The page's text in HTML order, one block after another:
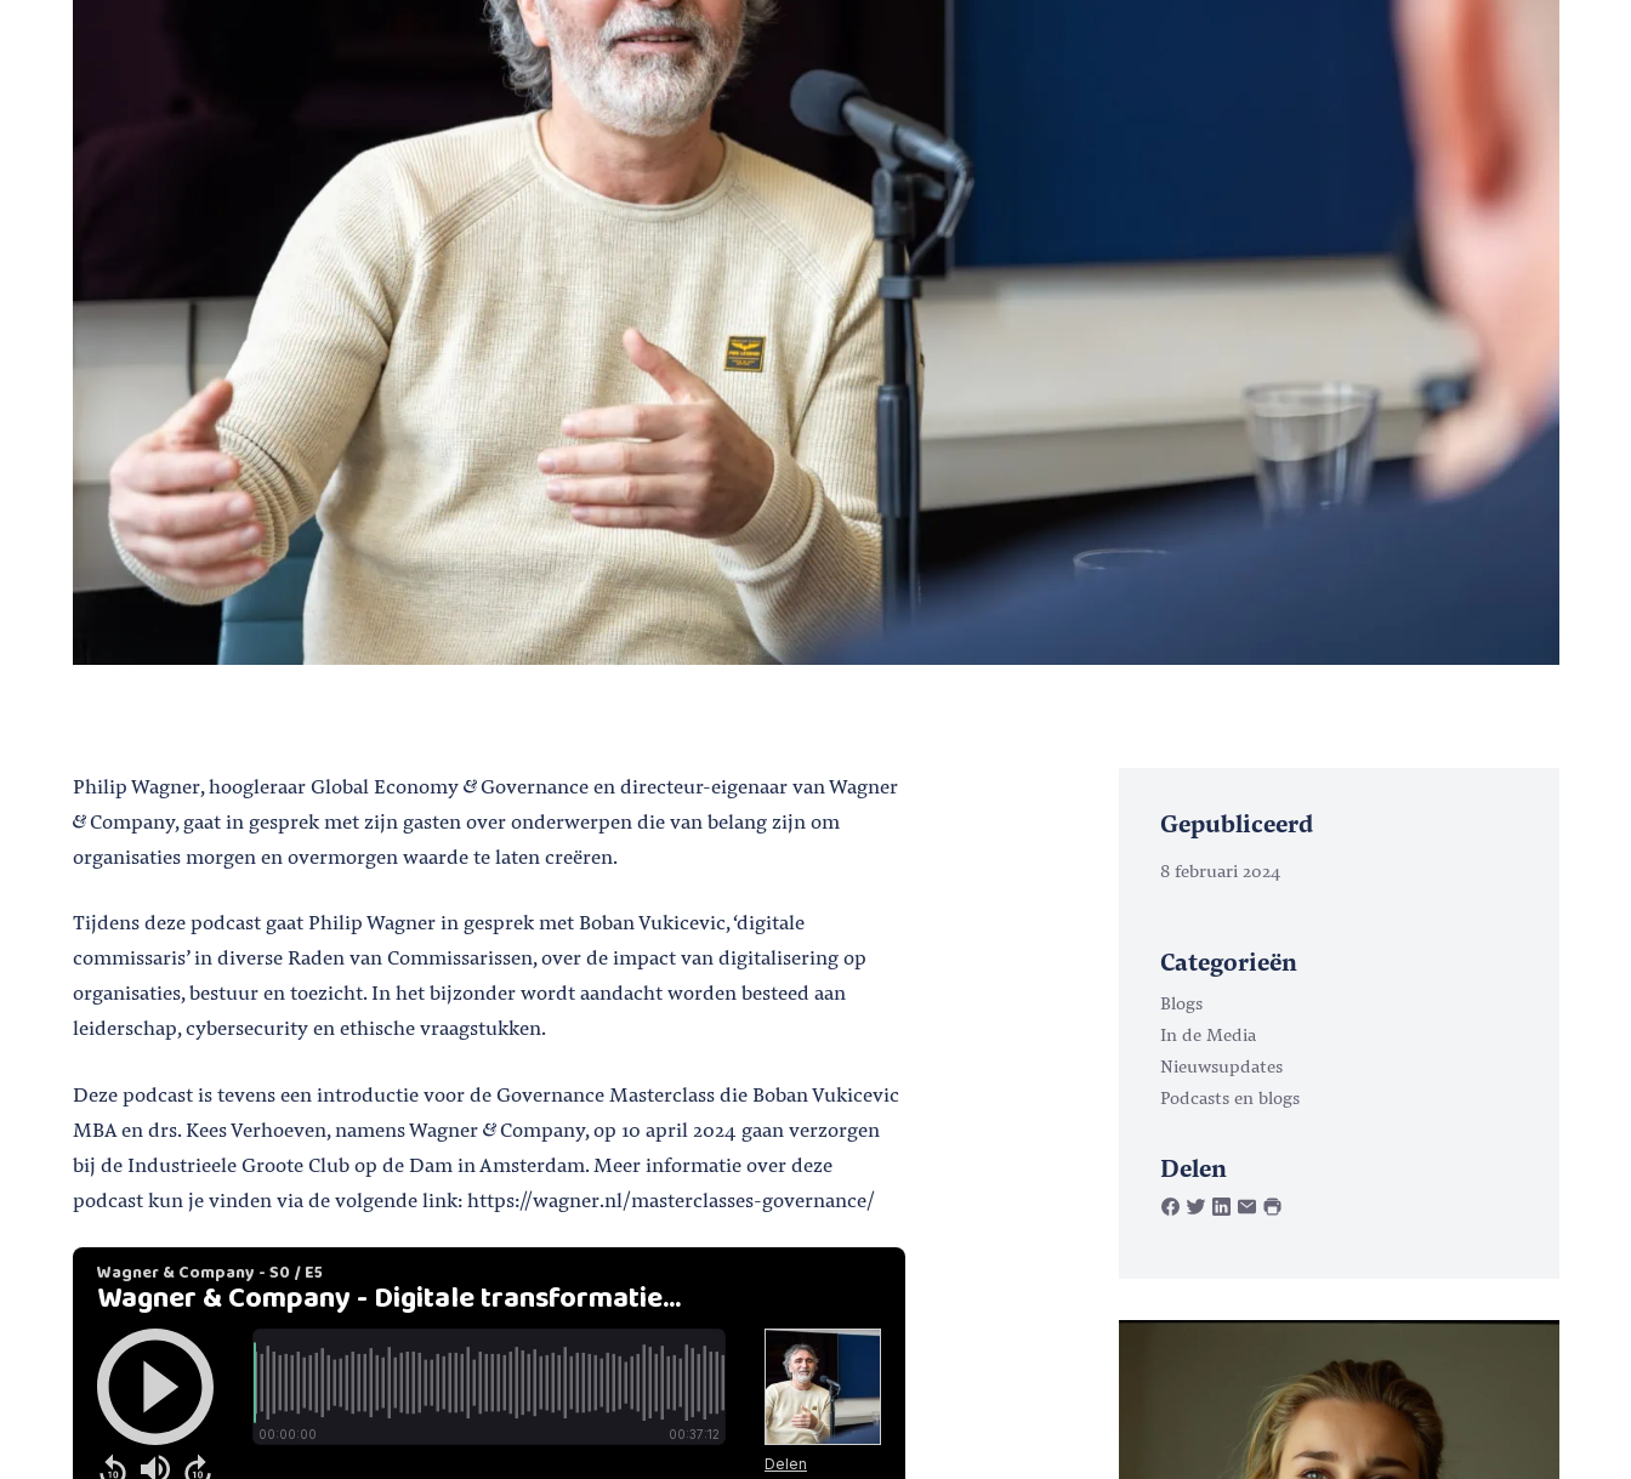
Philip Wagner, hoogleraar Global Economy
Governance en directeur-eigenaar van Wagner
Company, gaat in gesprek met zijn gasten over onderwerpen die van belang zijn om
organisaties morgen en overmorgen waarde te laten creëren.
Tijdens deze podcast gaat Philip Wagner in gesprek met Boban Vukicevic, ‘digitale
commissaris’ in diverse Raden van Commissarissen, over de impact van digitalisering op
organisaties, bestuur en toezicht. In het bijzonder wordt aandacht worden besteed aan
leiderschap, cybersecurity en ethische vraagstukken.
Deze podcast is tevens een introductie voor de Governance Masterclass die Boban Vukicevic
MBA en drs. Kees Verhoeven, namens Wagner
Company, op 10 april 2024 gaan verzorgen
bij de Industrieele Groote Club op de Dam in Amsterdam. Meer informatie over deze
podcast kun je vinden via de volgende link: https://wagner.nl/masterclasses-governance/
Gepubliceerd
8 februari 2024
Categorieën
Blogs
In de Media
Nieuwsupdates
Podcasts en blogs
Delen